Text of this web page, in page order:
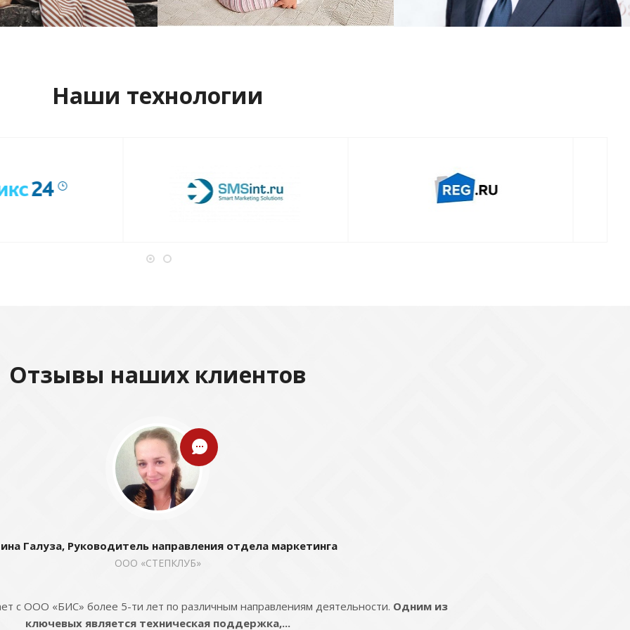
проект
Смотреть проект
Смотреть проект
Наши технологии
Отзывы наших клиентов
Галуза, Руководитель направления отдела маркетинга
ООО «СТЕПКЛУБ»
с ООО «БИС» более 5-ти лет по различным направлениям деятельности. Одним из
ключевых является техническая поддержка,...